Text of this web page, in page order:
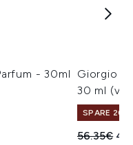
- 30ml
Giorgio
30 ml
SPARE 20%
56.35€